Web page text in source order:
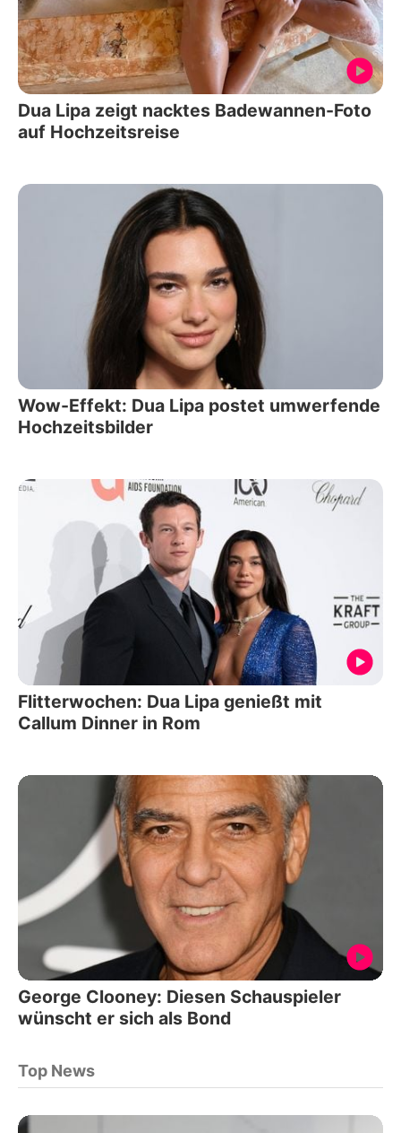
Dua Lipa zeigt nacktes Badewannen-Foto
auf Hochzeitsreise
Wow-Effekt: Dua Lipa postet umwerfende
Hochzeitsbilder
Flitterwochen: Dua Lipa genießt mit
Callum Dinner in Rom
George Clooney: Diesen Schauspieler
wünscht er sich als Bond
Top News